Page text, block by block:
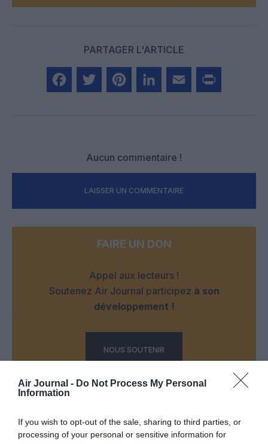
Air Journal - Do Not Process My Personal
Information
If you wish to opt-out of the sale, sharing to third parties, or
processing of your personal or sensitive information for
PARTAGER L'ARTICLE
Aucun commentaire !
LAISSER UN COMMENTAIRE
FAIRE UN DON
Appel aux lecteurs !
Soutenez Air Journal participez à son
développement !
NOUS SOUTENIR